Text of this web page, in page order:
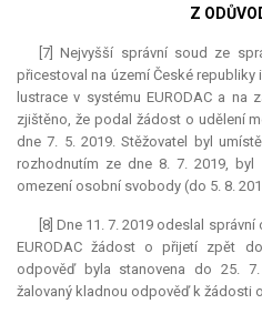
Z
[7] Nejvyšší správní soud ze
přicestoval na území České republiky
lustrace v systému EURODAC a na
zjištěno, že podal žádost o udělení
dne 7. 5. 2019. Stěžovatel byl
rozhodnutím ze dne 8. 7. 2019,
omezení osobní svobody (do 5. 8.
[8] Dne 11. 7. 2019 odeslal
EURODAC žádost o přijetí zpět
odpověď byla stanovena do 25.
žalovaný kladnou odpověď k žádosti